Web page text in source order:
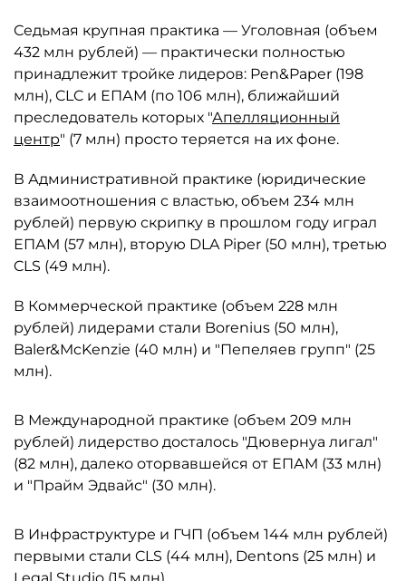
Седьмая крупная практика — Уголовная (объем
432 млн рублей) — практически полностью
принадлежит тройке лидеров: Pen&Paper (198
млн), CLC и ЕПАМ (по 106 млн), ближайший
преследователь которых "Апелляционный
центр" (7 млн) просто теряется на их фоне.
В Административной практике (юридические
взаимоотношения с властью, объем 234 млн
рублей) первую скрипку в прошлом году играл
ЕПАМ (57 млн), вторую DLA Piper (50 млн), третью
CLS (49 млн).
В Коммерческой практике (объем 228 млн
рублей) лидерами стали Borenius (50 млн),
Baler&McKenzie (40 млн) и "Пепеляев групп" (25
млн).
В Международной практике (объем 209 млн
рублей) лидерство досталось "Дювернуа лигал"
(82 млн), далеко оторвавшейся от ЕПАМ (33 млн)
и "Прайм Эдвайс" (30 млн).
В Инфраструктуре и ГЧП (объем 144 млн рублей)
первыми стали CLS (44 млн), Dentons (25 млн) и